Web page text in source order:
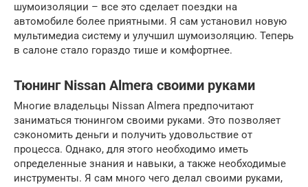
шумоизоляции – все это сделает поездки на
автомобиле более приятными. Я сам установил новую
мультимедиа систему и улучшил шумоизоляцию. Теперь
в салоне стало гораздо тише и комфортнее.
Тюнинг Nissan Almera своими руками
Многие владельцы Nissan Almera предпочитают
заниматься тюнингом своими руками. Это позволяет
сэкономить деньги и получить удовольствие от
процесса. Однако, для этого необходимо иметь
определенные знания и навыки, а также необходимые
инструменты. Я сам много чего делал своими руками,